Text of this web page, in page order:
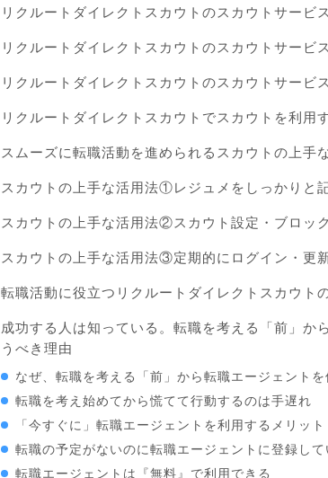
リクルートダイレクトスカウトのスカウトサービ
リクルートダイレクトスカウトのスカウトサービ
リクルートダイレクトスカウトのスカウトサービ
リクルートダイレクトスカウトでスカウトを利用
スムーズに転職活動を進められるスカウトの上手
スカウトの上手な活用法①レジュメをしっかりと
スカウトの上手な活用法②スカウト設定・ブロッ
スカウトの上手な活用法③定期的にログイン・更
転職活動に役立つリクルートダイレクトスカウト
成功する人は知っている。転職を考える「前」か
うべき理由
なぜ、転職を考える「前」から転職エージェントを
転職を考え始めてから慌てて行動するのは手遅れ
「今すぐに」転職エージェントを利用するメリット
転職の予定がないのに転職エージェントに登録して
転職エージェントは『無料』で利用できる